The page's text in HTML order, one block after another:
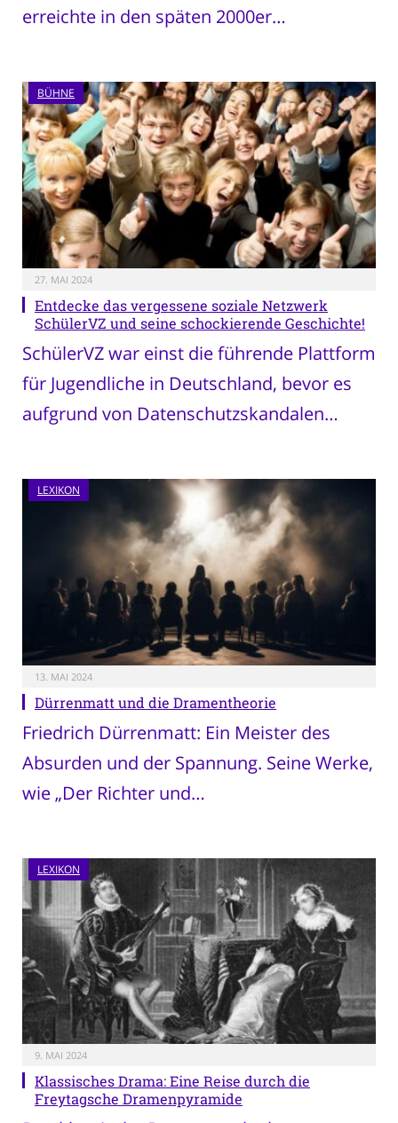
erreichte in den späten 2000er…
BÜHNE
27. MAI 2024
Entdecke das vergessene soziale Netzwerk
SchülerVZ und seine schockierende Geschichte!
SchülerVZ war einst die führende Plattform
für Jugendliche in Deutschland, bevor es
aufgrund von Datenschutzskandalen…
LEXIKON
13. MAI 2024
Dürrenmatt und die Dramentheorie
Friedrich Dürrenmatt: Ein Meister des
Absurden und der Spannung. Seine Werke,
wie „Der Richter und…
LEXIKON
9. MAI 2024
Klassisches Drama: Eine Reise durch die
Freytagsche Dramenpyramide